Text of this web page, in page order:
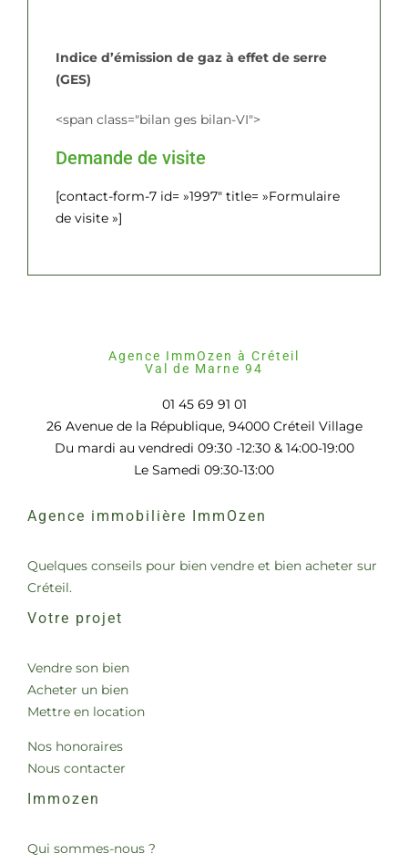
Indice d’émission de gaz à effet de serre
(GES)
<span class="bilan ges bilan-VI">
Demande de visite
[contact-form-7 id= »1997″ title= »Formulaire
de visite »]
Agence ImmOzen à Créteil
Val de Marne 94
01 45 69 91 01
26 Avenue de la République, 94000 Créteil Village
Du mardi au vendredi 09:30 -12:30 & 14:00-19:00
Le Samedi 09:30-13:00
Agence immobilière ImmOzen
Quelques conseils pour bien vendre et bien acheter sur
Créteil.
Votre projet
Vendre son bien
Acheter un bien
Mettre en location
Nos honoraires
Nous contacter
Immozen
Qui sommes-nous ?